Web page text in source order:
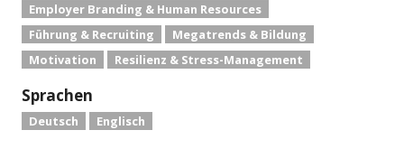
Employer Branding & Human Resources
Führung & Recruiting
Megatrends & Bildung
Motivation
Resilienz & Stress-Management
Sprachen
Deutsch Englisch